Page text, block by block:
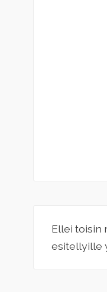
Ellei toisin
esitellyille